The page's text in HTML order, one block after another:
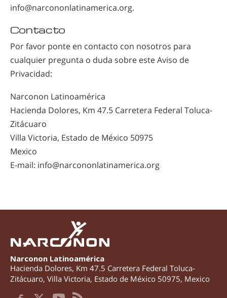
info@narcononlatinamerica.org.
Contacto
Por favor ponte en contacto con nosotros para
cualquier pregunta o duda sobre este Aviso de
Privacidad:
Narconon Latinoamérica
Hacienda Dolores, Km 47.5 Carretera Federal Toluca-
Zitácuaro
Villa Victoria, Estado de México 50975
Mexico
E-mail: info@narcononlatinamerica.org
Narconon Latinoamérica
Hacienda Dolores, Km 47.5 Carretera Federal Toluca-
Zitácuaro, Villa Victoria, Estado de México 50975, Mexico